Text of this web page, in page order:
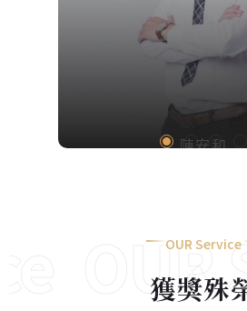
陳安和
OUR
OUR Service
獲獎殊